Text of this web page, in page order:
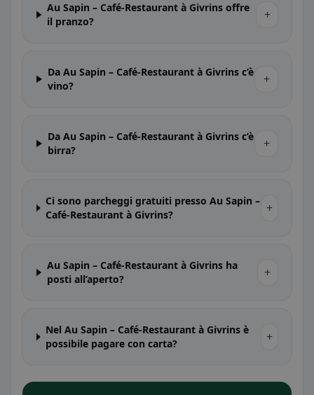
Au Sapin – Café-Restaurant à Givrins offre
il pranzo?
+
Da Au Sapin – Café-Restaurant à Givrins c’è
vino?
+
Da Au Sapin – Café-Restaurant à Givrins c’è
birra?
+
Ci sono parcheggi gratuiti presso Au Sapin –
Café-Restaurant à Givrins?
+
Au Sapin – Café-Restaurant à Givrins ha
posti all’aperto?
+
Nel Au Sapin – Café-Restaurant à Givrins è
possibile pagare con carta?
+